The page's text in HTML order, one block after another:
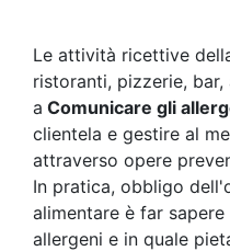
Le attività ricettive
ristoranti, pizzerie,
a Comunicare gli
clientela e gestire al
attraverso opere
In pratica, obbligo
alimentare è far
allergeni e in quale